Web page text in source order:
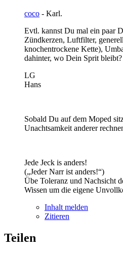
coco - Karl.
Evtl. kannst Du mal ein paar
Zündkerzen, Luftfilter,
knochentrockene Kette),
dahinter, wo Dein Sprit bleibt?
LG
Hans
Sobald Du auf dem Moped
Unachtsamkeit anderer
Jede Jeck is anders!
(„Jeder Narr ist anders!“)
Übe Toleranz und Nachsicht
Wissen um die eigene
Inhalt melden
Zitieren
Teilen